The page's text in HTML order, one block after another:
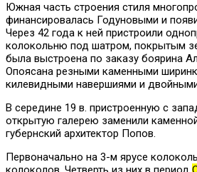
Южная часть строения стиля
финансировалась Годуновыми и
Через 42 года к ней пристроили
колокольню под шатром, покрытым
была выстроена по заказу боярина
Опоясана резными каменными
килевидными навершиями и
В середине 19 в. пристроенную с
открытую галерею заменили
губернский архитектор Попов.
Первоначально на 3-м ярусе